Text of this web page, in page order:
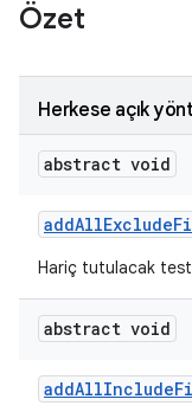
Özet
Herkese açık
abstract void
addAllExclude
Hariç tutulacak
abstract void
addAllInclude